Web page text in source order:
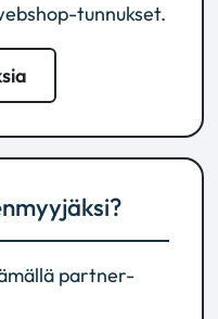
tunnukset.
partner-